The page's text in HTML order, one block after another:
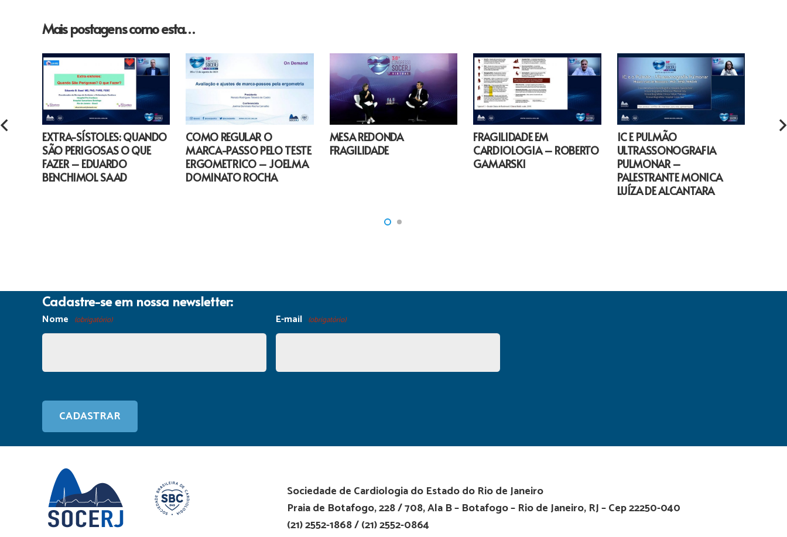
Mais postagens como esta…
EXTRA-SÍSTOLES: QUANDO
SÃO PERIGOSAS O QUE
FAZER – EDUARDO
BENCHIMOL SAAD
COMO REGULAR O
MARCA-PASSO PELO TESTE
ERGOMETRICO – JOELMA
DOMINATO ROCHA
MESA REDONDA
FRAGILIDADE
FRAGILIDADE EM
CARDIOLOGIA – ROBERTO
GAMARSKI
IC E PULMÃO
ULTRASSONOGRAFIA
PULMONAR –
PALESTRANTE MONICA
LUÍZA DE ALCANTARA
Cadastre-se em nossa newsletter:
Nome (obrigatório) E-mail (obrigatório)
Sociedade de Cardiologia do Estado do Rio de Janeiro
Praia de Botafogo, 228 / 708, Ala B – Botafogo – Rio de Janeiro, RJ – Cep 22250-040
(21) 2552-1868 / (21) 2552-0864